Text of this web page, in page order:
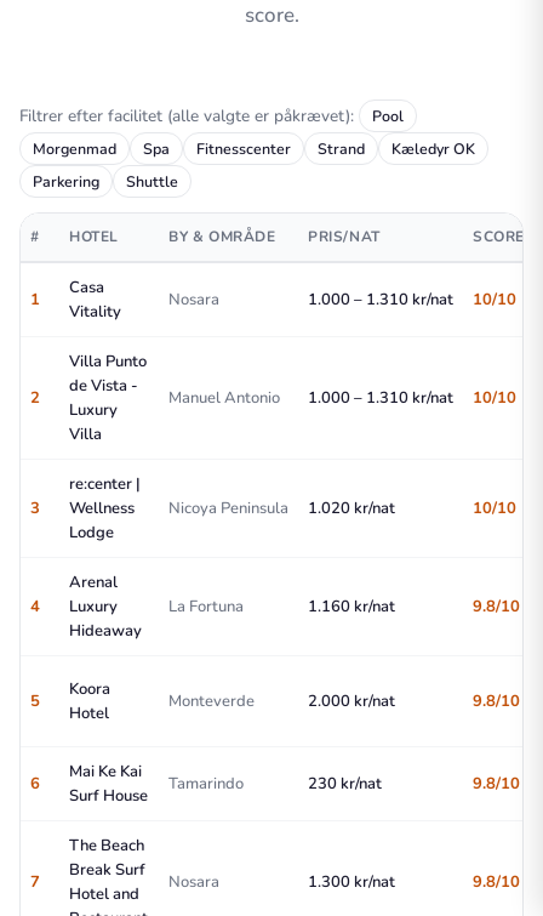
score.
Filtrer efter facilitet (alle valgte er påkrævet):
Pool
Morgenmad
Spa Fitnesscenter Strand
Kæledyr OK
Parkering
Shuttle
# HOTEL BY & OMRÅDE PRIS/NAT SCORE
1
Casa
Vitality
Nosara 1.000 – 1.310 kr/nat 10/10
2
Villa Punto
de Vista -
Luxury
Villa
Manuel Antonio 1.000 – 1.310 kr/nat 10/10
3
re:center |
Wellness
Lodge
Nicoya Peninsula 1.020 kr/nat 10/10
4
Arenal
Luxury
Hideaway
La Fortuna 1.160 kr/nat 9.8/10
5
Koora
Hotel
Monteverde 2.000 kr/nat 9.8/10
6
Mai Ke Kai
Surf House
Tamarindo 230 kr/nat 9.8/10
7
The Beach
Break Surf
Hotel and
Nosara 1.300 kr/nat 9.8/10